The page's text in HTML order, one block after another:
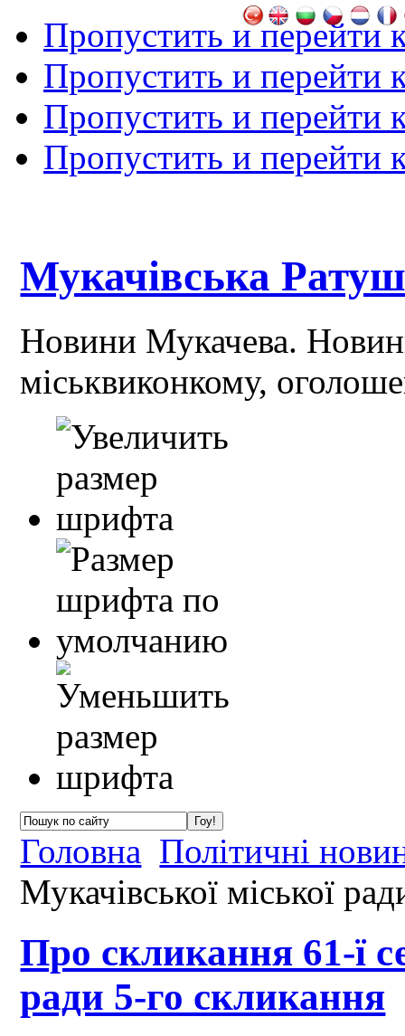
Пропустить и перейти
Пропустить и перейти
Пропустить и перейти
Пропустить и перейти
Мукачівська
Новини Мукачева.
міськвиконкому,
Головна Політичні
Мукачівської міської
Про скликання 61-ї
ради 5-го скликання